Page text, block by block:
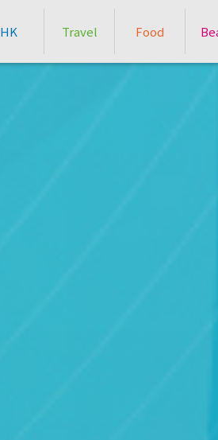
HK Travel Food